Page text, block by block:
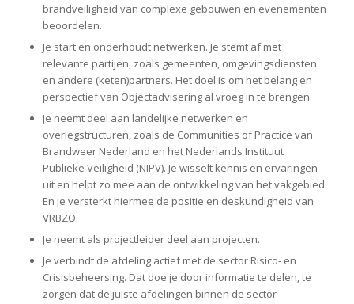
brandveiligheid van complexe gebouwen en evenementen
beoordelen.
Je start en onderhoudt netwerken. Je stemt af met
relevante partijen, zoals gemeenten, omgevingsdiensten
en andere (keten)partners. Het doel is om het belang en
perspectief van Objectadvisering al vroeg in te brengen.
Je neemt deel aan landelijke netwerken en
overlegstructuren, zoals de Communities of Practice van
Brandweer Nederland en het Nederlands Instituut
Publieke Veiligheid (NIPV). Je wisselt kennis en ervaringen
uit en helpt zo mee aan de ontwikkeling van het vakgebied.
En je versterkt hiermee de positie en deskundigheid van
VRBZO.
Je neemt als projectleider deel aan projecten.
Je verbindt de afdeling actief met de sector Risico- en
Crisisbeheersing. Dat doe je door informatie te delen, te
zorgen dat de juiste afdelingen binnen de sector